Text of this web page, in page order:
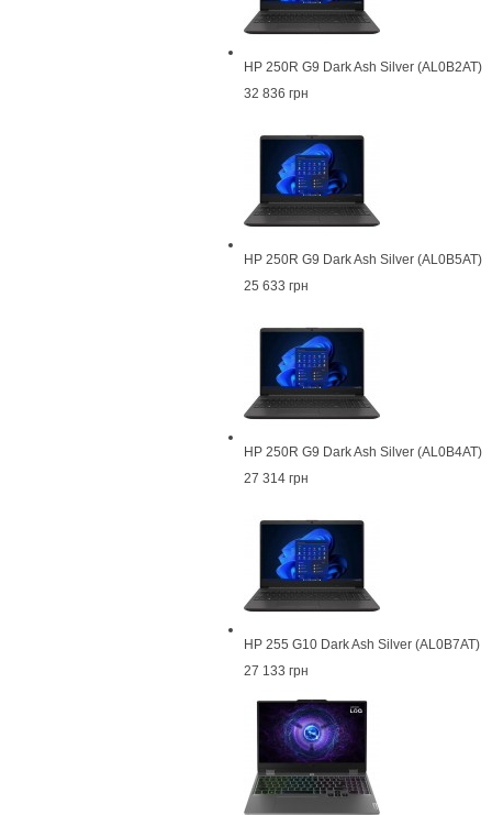
HP 250R G9 Dark Ash Silver (AL0B2AT)
32 836 грн
HP 250R G9 Dark Ash Silver (AL0B5AT)
25 633 грн
HP 250R G9 Dark Ash Silver (AL0B4AT)
27 314 грн
HP 255 G10 Dark Ash Silver (AL0B7AT)
27 133 грн